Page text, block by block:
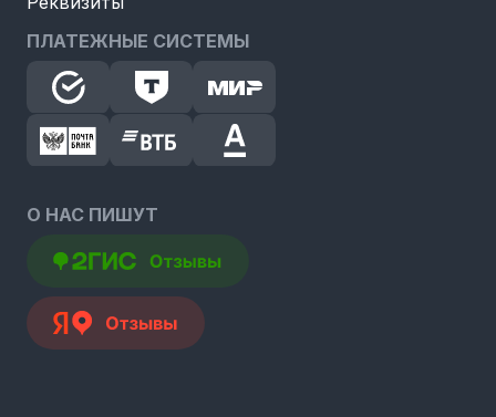
ПЛАТЕЖНЫЕ СИСТЕМЫ
О НАС ПИШУТ